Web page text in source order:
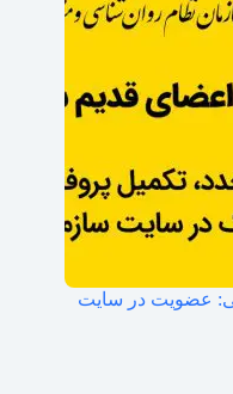
عضویت در سایت